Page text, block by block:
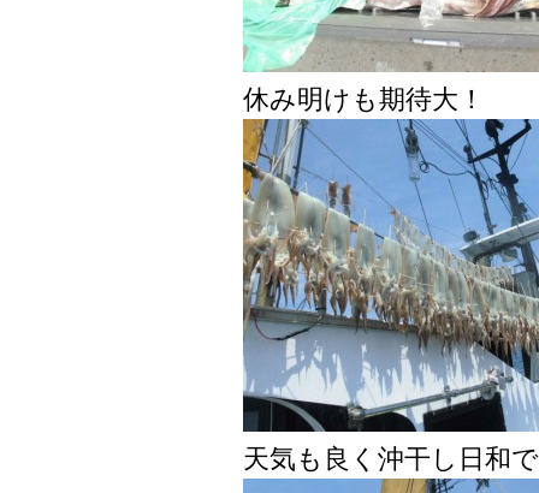
休み明けも期待大！
天気も良く沖干し日和